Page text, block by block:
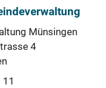
Münsingen
4